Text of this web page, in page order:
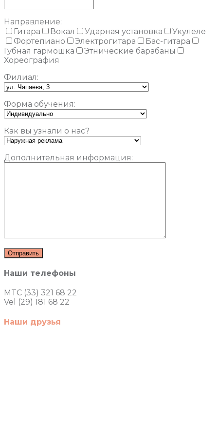
Направление:
Гитара
Вокал Ударная установка
Укулеле
Фортепиано
Электрогитара
Бас-гитара
Губная гармошка
Этнические барабаны
Хореография
Филиал:
Форма обучения:
Как вы узнали о нас?
Дополнительная информация:
Наши телефоны
MTC (33) 321 68 22
Vel (29) 181 68 22
Наши друзья